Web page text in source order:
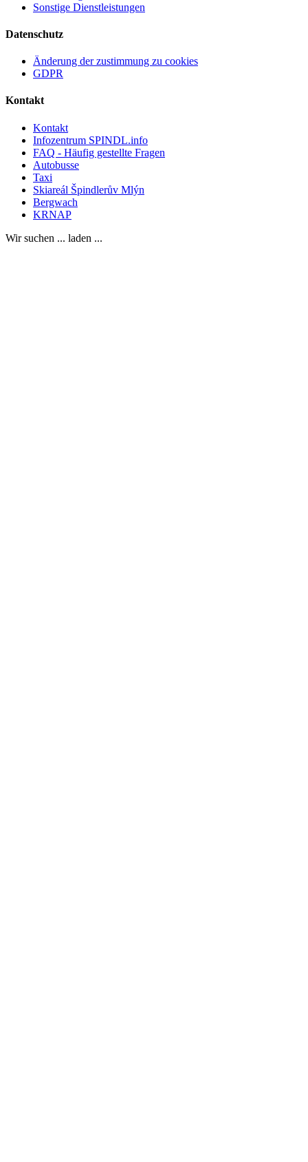
Sonstige Dienstleistungen
Datenschutz
Änderung der zustimmung zu cookies
GDPR
Kontakt
Kontakt
Infozentrum SPINDL.info
FAQ - Häufig gestellte Fragen
Autobusse
Taxi
Skiareál Špindlerův Mlýn
Bergwach
KRNAP
Wir suchen ... laden ...